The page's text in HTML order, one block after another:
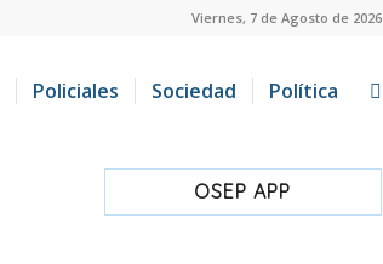
Viernes, 7 de Agosto de 2026
Policiales Sociedad Política
OSEP APP